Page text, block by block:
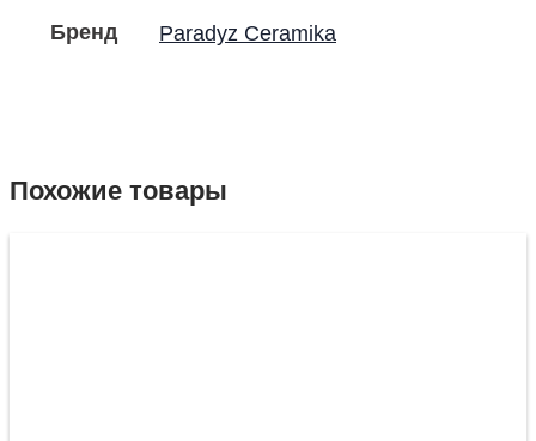
Бренд Paradyz Ceramika
Похожие товары